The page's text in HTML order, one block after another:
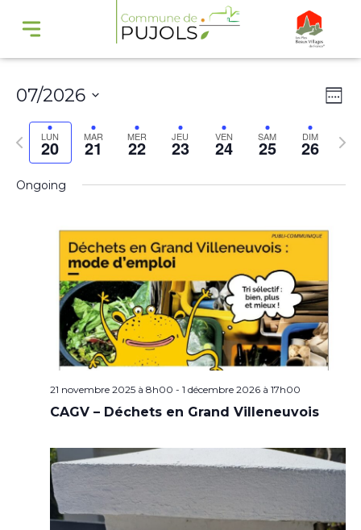
07/2026
Select
date.
LUN
20 MAR
21 MER
22 JEU
23 VEN
24 SAM
25 DIM
26
Previous
week
Ongoing
21 novembre 2025 à 8h00 - 1 décembre 2026 à 17h00
CAGV – Déchets en Grand Villeneuvois